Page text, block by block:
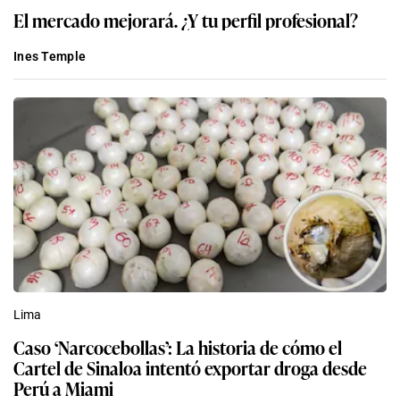
El mercado mejorará. ¿Y tu perfil profesional?
Ines Temple
Lima
Caso ‘Narcocebollas’: La historia de cómo el
Cartel de Sinaloa intentó exportar droga desde
Perú a Miami